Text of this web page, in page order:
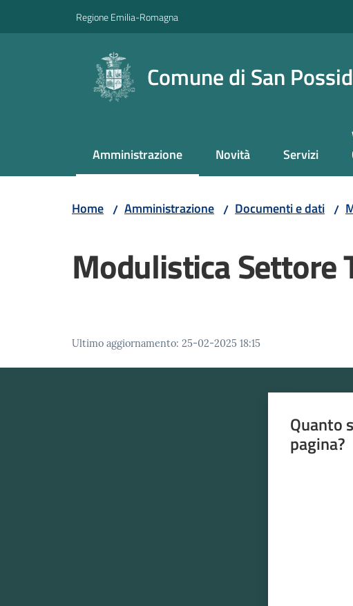
Regione Emilia-Romagna
Comune di San
Amministrazione
Menu selezionato Novità Servizi
Home / Amministrazione / Documenti e dati /
Modulistica Settore
Ultimo aggiornamento: 25-02-2025 18:15
Quanto
pagina?